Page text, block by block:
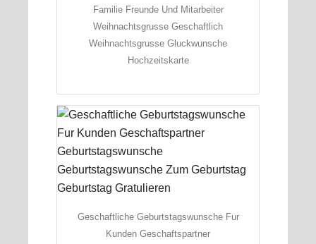
Familie Freunde Und Mitarbeiter
Weihnachtsgrusse Geschaftlich
Weihnachtsgrusse Gluckwunsche
Hochzeitskarte
Geschaftliche Geburtstagswunsche Fur
Kunden Geschaftspartner